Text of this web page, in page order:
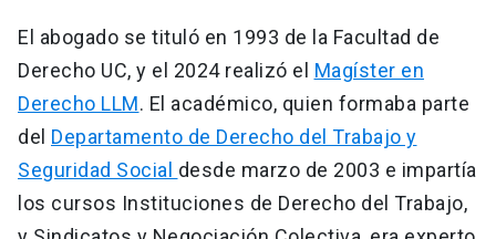
El abogado se tituló en 1993 de la Facultad de
Derecho UC, y el 2024 realizó el Magíster en
Derecho LLM. El académico, quien formaba parte
del Departamento de Derecho del Trabajo y
Seguridad Social desde marzo de 2003 e impartía
los cursos Instituciones de Derecho del Trabajo,